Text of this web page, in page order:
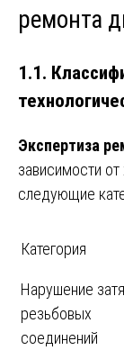
ремонта
1.1.
Экспертиза
зависимости
следующие
Категория
Нарушение
резьбовых
соединений